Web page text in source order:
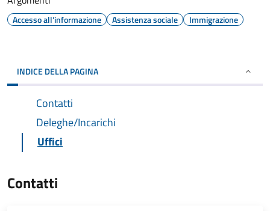
Accesso all'informazione Assistenza sociale Immigrazione
INDICE DELLA PAGINA
Contatti
Deleghe/Incarichi
Uffici
Contatti